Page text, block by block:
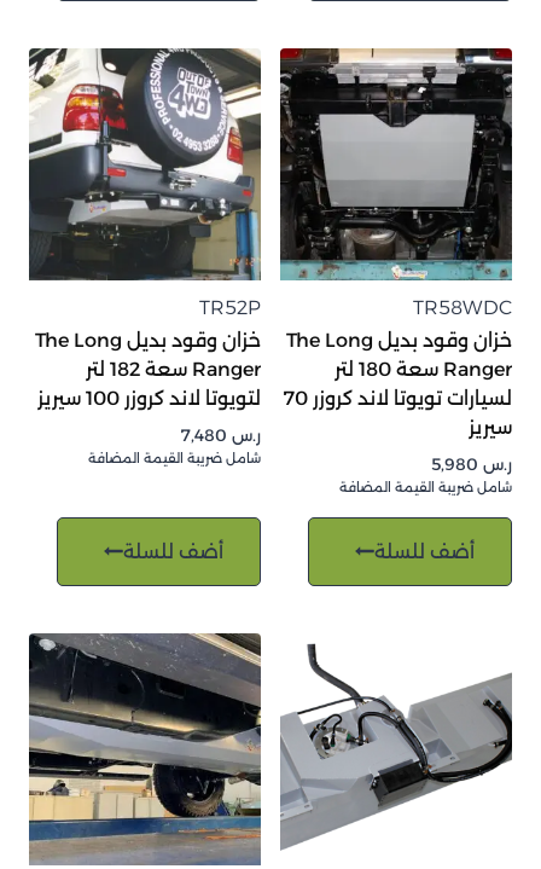
TR58WDC
خزان وقود بديل The Long
Ranger سعة 180 لتر
لسيارات تويوتا لاند كروزر 70
سيريز
ر.س
شامل ضريبة القيمة المضافة
أضف للسلة
TR52P
خزان وقود بديل The Long
Ranger سعة 182 لتر
لتويوتا لاند كروزر 100 سيريز
ر.س
شامل ضريبة القيمة المضافة
أضف للسلة